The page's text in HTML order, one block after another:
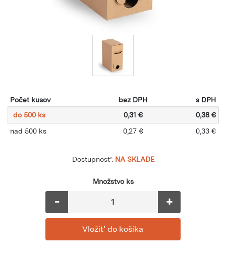
Počet kusov bez DPH
s DPH
do 500 ks
0,31 €
0,38 €
nad 500 ks
0,27 € 0,33 €
Dostupnosť: NA SKLADE
Množstvo ks
- +